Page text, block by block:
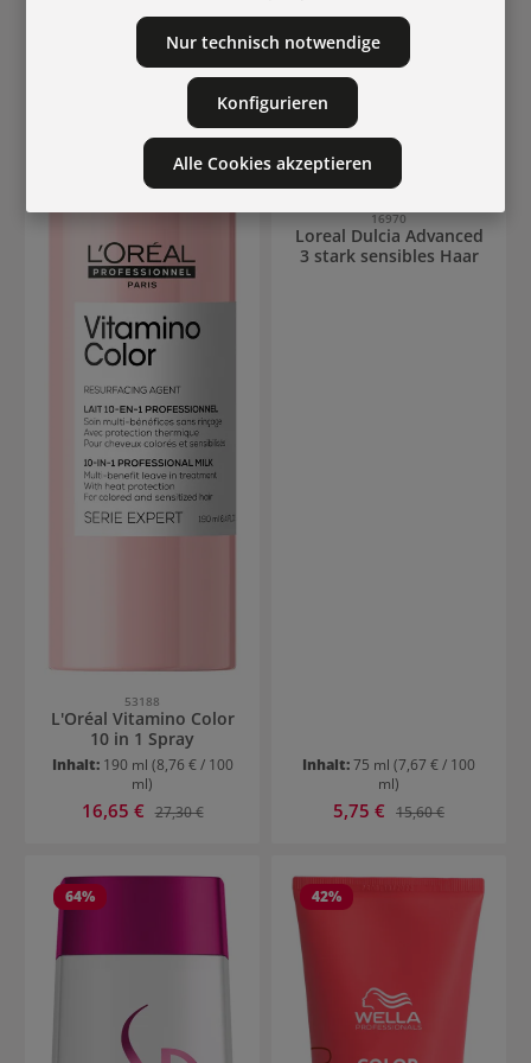
53188
L'Oréal Vitamino Color
10 in 1 Spray
Inhalt: 190 ml (8,76 € / 100
ml)
Verkaufspreis:
16,65 € Regulärer Preis:
27,30 €
63%
16970
Loreal Dulcia Advanced
3 stark sensibles Haar
Inhalt:75 ml (7,67 € / 100
ml)
Verkaufspreis:
5,75 € Regulärer Preis:
15,60 €
64% 42%
Nur technisch notwendige
Konfigurieren
Alle Cookies akzeptieren